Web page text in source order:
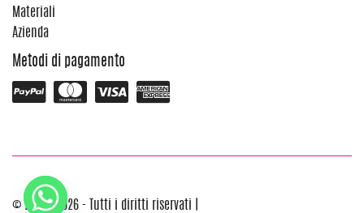
Materiali
Azienda
Metodi di pagamento
© 2012 - 2026 - Tutti i diritti riservati |